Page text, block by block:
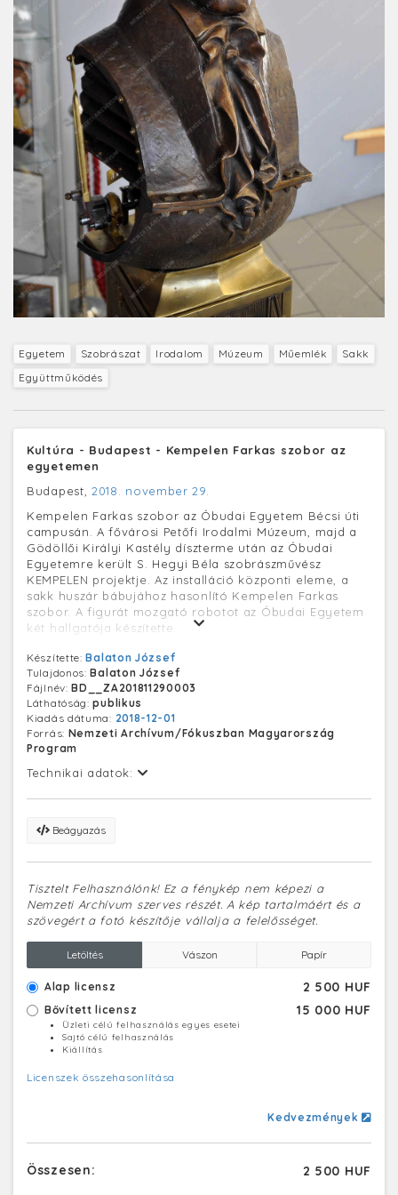
Egyetem Szobrászat Irodalom Múzeum Műemlék
Sakk
Együttműködés
Kultúra - Budapest - Kempelen Farkas szobor az
egyetemen
Budapest, 2018. november 29.
Kempelen Farkas szobor az Óbudai Egyetem Bécsi úti
campusán. A fővárosi Petőfi Irodalmi Múzeum, majd a
Gödöllői Királyi Kastély díszterme után az Óbudai
Egyetemre került S. Hegyi Béla szobrászművész
KEMPELEN projektje. Az installáció központi eleme, a
sakk huszár bábujához hasonlító Kempelen Farkas
szobor. A figurát mozgató robotot az Óbudai Egyetem
két hallgatója készítette.
Készítette:Balaton József
Tulajdonos:Balaton József
Fájlnév:BD__ZA201811290003
Láthatóság:publikus
Kiadás dátuma: 2018-12-01
Forrás: Nemzeti Archívum/Fókuszban Magyarország
Program
Technikai adatok:
Beágyazás
Tisztelt Felhasználónk! Ez a fénykép nem képezi a
Nemzeti Archívum szerves részét. A kép tartalmáért és a
szövegért a fotó készítője vállalja a felelősséget.
Letöltés Vászon Papír
Alap licensz 2 500 HUF
Bővített licensz 15 000 HUF
Üzleti célú felhasználás egyes esetei
Sajtó célú felhasználás
Kiállítás
Licenszek összehasonlítása
Kedvezmények
Összesen: 2 500 HUF